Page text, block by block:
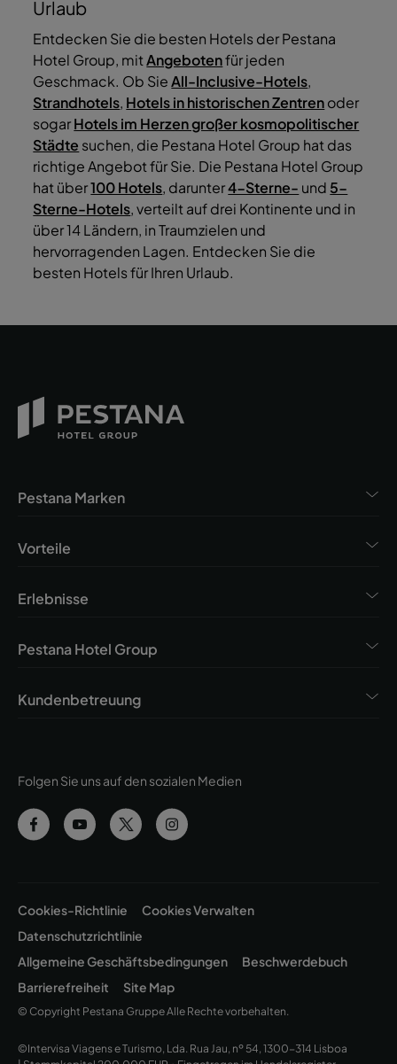
Urlaub
Entdecken Sie die besten Hotels der Pestana
Hotel Group, mitAngebotenfür jeden
Geschmack. Ob SieAll-Inclusive-Hotels,
Strandhotels, Hotels in historischen Zentrenoder
sogarHotels im Herzen großer kosmopolitischer
Städte suchen, die Pestana Hotel Group hat das
richtige Angebot für Sie. Die Pestana Hotel Group
hat über100 Hotels, darunter4-Sterne- und 5-
Sterne-Hotels, verteilt auf drei Kontinente und in
über 14 Ländern, in Traumzielen und
hervorragenden Lagen. Entdecken Sie die
besten Hotels für Ihren Urlaub.
Folgen Sie uns auf den sozialen Medien
Pestana Marken
Vorteile
Erlebnisse
Pestana Hotel Group
Kundenbetreuung
Cookies-Richtlinie
Cookies Verwalten
Datenschutzrichtlinie
Allgemeine Geschäftsbedingungen
Beschwerdebuch
Barrierefreiheit
Site Map
© Copyright Pestana Gruppe Alle Rechte vorbehalten.
©Intervisa Viagens e Turismo, Lda. Rua Jau, nº 54, 1300-314 Lisboa